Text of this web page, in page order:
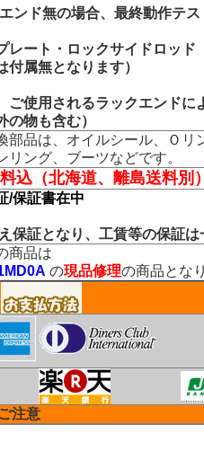
ンド無の場合、最終動作テ
レート・ロックサイドロッ
付属無となります）
ご使用されるラックエンド
の物も含む）
部品は、オイルシール、Ｏリ
リング、ブーツなどです。
込（北海道、離島送料別）
/保証書在中
保証となり、工賃等の保証は
商品は
の現品修理の商品とな
注意